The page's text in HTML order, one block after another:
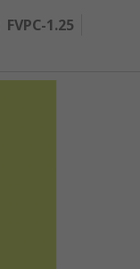
FVPC-1.25